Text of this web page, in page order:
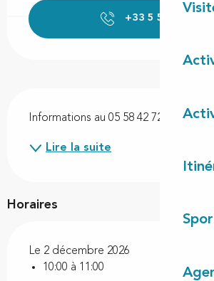
+33 5 58 42 72
Informations au 05 58 42 72 49.
Lire la suite
Horaires
Le 2 décembre 2026
10:00 à 11:00